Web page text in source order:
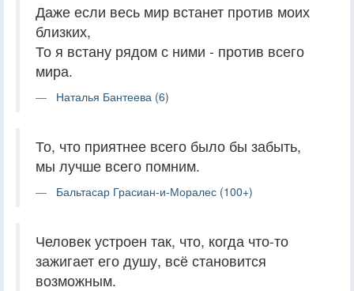
Даже если весь мир встанет против моих
близких,
То я встану рядом с ними - против всего
мира.
Наталья Бантеева (6)
То, что приятнее всего было бы забыть,
мы лучше всего помним.
Бальтасар Грасиан-и-Моралес (100+)
Человек устроен так, что, когда что-то
зажигает его душу, всё становится
возможным.